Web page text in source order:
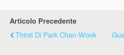
Articolo Precedente
Thirst Di Park Chan-Wook